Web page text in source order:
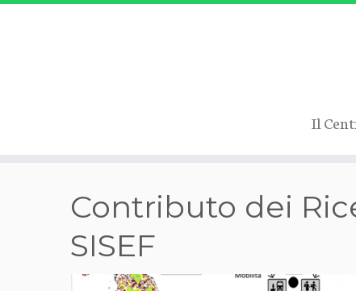
Il
Contributo dei
SISEF